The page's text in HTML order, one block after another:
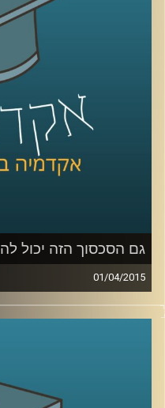
בסינמטק
המהפכה הדיגיטלית
ייצוגים בקולנוע.
צפיית הזלילה על
המסדרון שלנו,
בקהילתיות. עוד
מדוע הפכה הקלילות
שנהיה קצת כבדים?
גם הסכסוך הזה יכול
01/04/2015
דיקן ביה"ס
המסוכסכת הקיימת
הצדדים לסכסוך